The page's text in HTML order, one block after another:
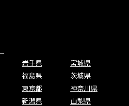
岩手県
宮城県
福島県
茨城県
東京都
神奈川県
新潟県
山梨県